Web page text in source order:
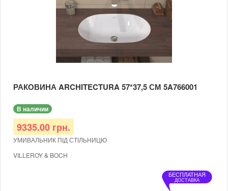
РАКОВИНА ARCHITECTURA 57*37,5 СМ 5A766001
В наличии
9335.00 грн.
УМИВАЛЬНИК ПІД СТІЛЬНИЦЮ
VILLEROY & BOCH
БЕСПЛАТНАЯ
ДОСТАВКА